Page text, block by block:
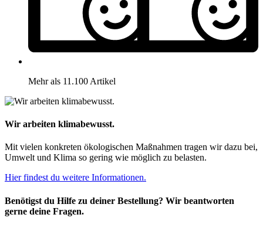
Mehr als 11.100 Artikel
Wir arbeiten klimabewusst.
Mit vielen konkreten ökologischen Maßnahmen tragen wir dazu bei,
Umwelt und Klima so gering wie möglich zu belasten.
Hier findest du weitere Informationen.
Benötigst du Hilfe zu deiner Bestellung? Wir beantworten
gerne deine Fragen.